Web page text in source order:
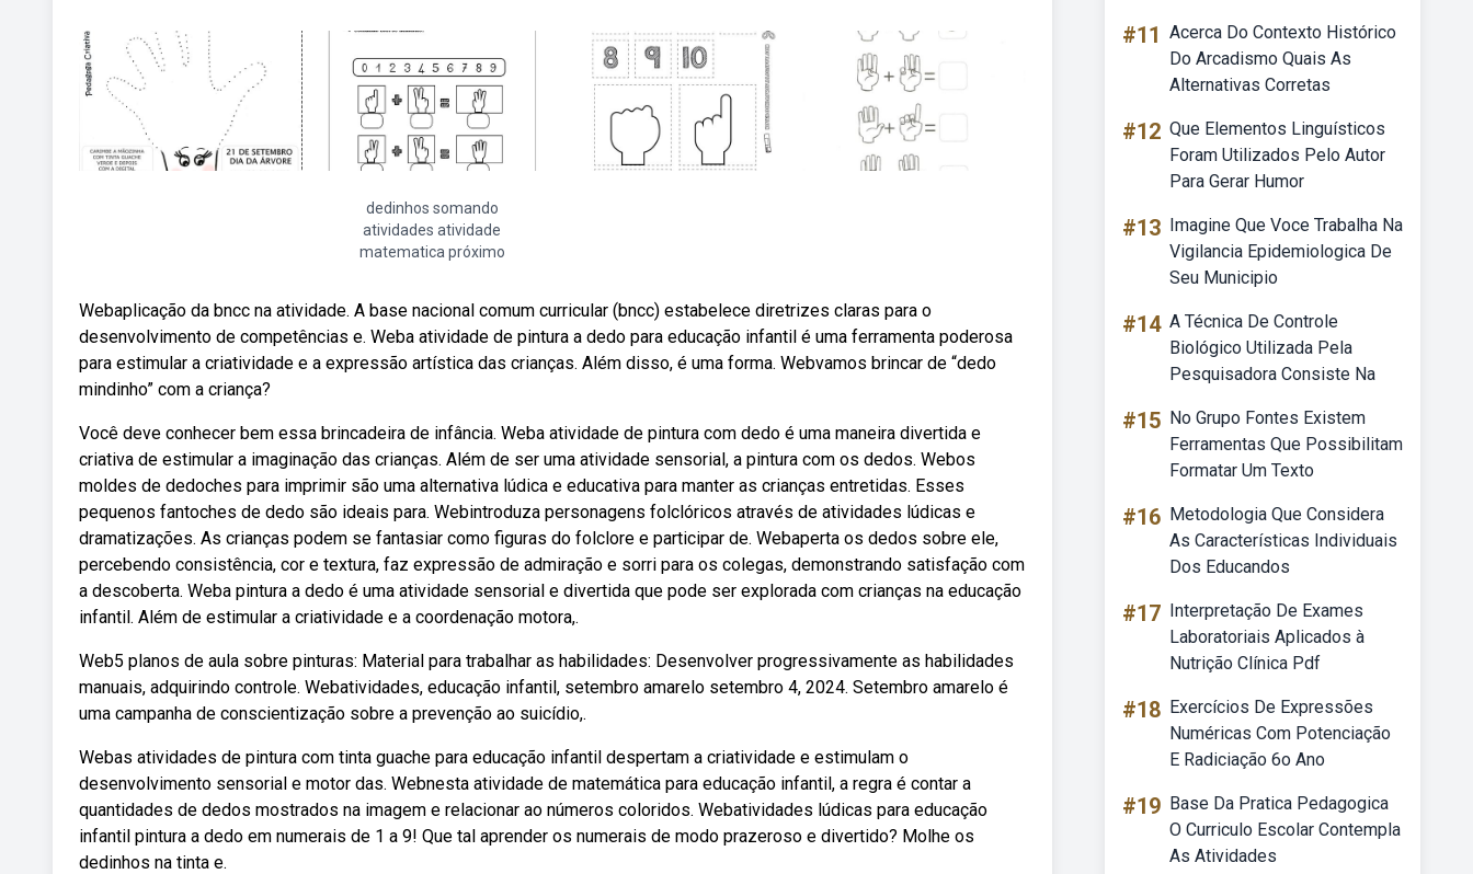
dedinhos somando
atividades atividade
matematica próximo
Webaplicação da bncc na atividade. A base nacional comum curricular (bncc) estabelece diretrizes claras para o
desenvolvimento de competências e. Weba atividade de pintura a dedo para educação infantil é uma ferramenta poderosa
para estimular a criatividade e a expressão artística das crianças. Além disso, é uma forma. Webvamos brincar de “dedo
mindinho” com a criança?
Você deve conhecer bem essa brincadeira de infância. Weba atividade de pintura com dedo é uma maneira divertida e
criativa de estimular a imaginação das crianças. Além de ser uma atividade sensorial, a pintura com os dedos. Webos
moldes de dedoches para imprimir são uma alternativa lúdica e educativa para manter as crianças entretidas. Esses
pequenos fantoches de dedo são ideais para. Webintroduza personagens folclóricos através de atividades lúdicas e
dramatizações. As crianças podem se fantasiar como figuras do folclore e participar de. Webaperta os dedos sobre ele,
percebendo consistência, cor e textura, faz expressão de admiração e sorri para os colegas, demonstrando satisfação com
a descoberta. Weba pintura a dedo é uma atividade sensorial e divertida que pode ser explorada com crianças na educação
infantil. Além de estimular a criatividade e a coordenação motora,.
Web5 planos de aula sobre pinturas: Material para trabalhar as habilidades: Desenvolver progressivamente as habilidades
manuais, adquirindo controle. Webatividades, educação infantil, setembro amarelo setembro 4, 2024. Setembro amarelo é
uma campanha de conscientização sobre a prevenção ao suicídio,.
Webas atividades de pintura com tinta guache para educação infantil despertam a criatividade e estimulam o
desenvolvimento sensorial e motor das. Webnesta atividade de matemática para educação infantil, a regra é contar a
quantidades de dedos mostrados na imagem e relacionar ao números coloridos. Webatividades lúdicas para educação
infantil pintura a dedo em numerais de 1 a 9! Que tal aprender os numerais de modo prazeroso e divertido? Molhe os
dedinhos na tinta e.
#11 Acerca Do Contexto Histórico
Do Arcadismo Quais As
Alternativas Corretas
#12 Que Elementos Linguísticos
Foram Utilizados Pelo Autor
Para Gerar Humor
#13 Imagine Que Voce Trabalha Na
Vigilancia Epidemiologica De
Seu Municipio
#14 A Técnica De Controle
Biológico Utilizada Pela
Pesquisadora Consiste Na
#15 No Grupo Fontes Existem
Ferramentas Que Possibilitam
Formatar Um Texto
#16 Metodologia Que Considera
As Características Individuais
Dos Educandos
#17 Interpretação De Exames
Laboratoriais Aplicados à
Nutrição Clínica Pdf
#18 Exercícios De Expressões
Numéricas Com Potenciação
E Radiciação 6o Ano
#19 Base Da Pratica Pedagogica
O Curriculo Escolar Contempla
As Atividades